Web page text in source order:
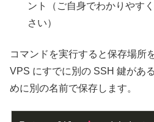
ント（ご自身でわかりやす
さい）
コマンドを実行すると保存場所
VPS にすでに別の SSH 鍵があ
めに別の名前で保存します。